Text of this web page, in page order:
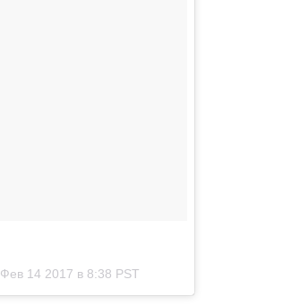
Фев 14 2017 в 8:38 PST